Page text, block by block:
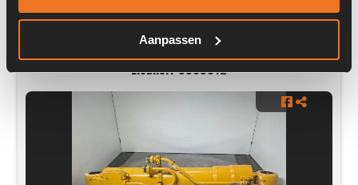
Aanpassen
Liebherr 9909312